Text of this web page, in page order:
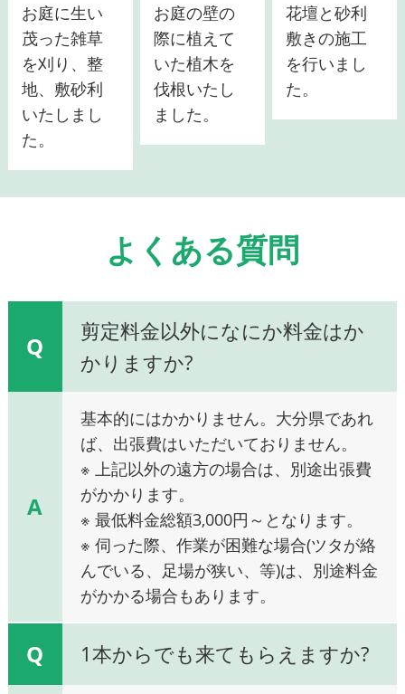
お庭に生い
茂った雑草
を刈り、整
地、敷砂利
いたしまし
た。
お庭の壁の
際に植えて
いた植木を
伐根いたし
ました。
花壇と砂利
敷きの施工
を行いまし
た。
よくある質問
Q
剪定料金以外になにか料金はか
かりますか?
A
基本的にはかかりません。大分県であれ
ば、出張費はいただいておりません。
※ 上記以外の遠方の場合は、別途出張費
がかかります。
※ 最低料金総額3,000円～となります。
※ 伺った際、作業が困難な場合(ツタが絡
んでいる、足場が狭い、等)は、別途料金
がかかる場合もあります。
Q 1本からでも来てもらえますか?